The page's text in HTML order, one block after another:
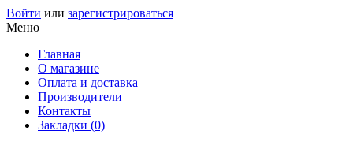
Войти или зарегистрироваться
Меню
Главная
О магазине
Оплата и доставка
Производители
Контакты
Закладки (0)